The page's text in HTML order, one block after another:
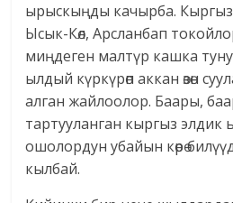
ырыскыңды качырба.
Ысык-Көл, Арсланбап
миңдеген малтүр кашка
ылдый күркүрөп аккан өзөн
алган жайлоолор. Баары,
тартууланган кыргыз элдик
ошолордун убайын көрө билүүдө,
кылбай.